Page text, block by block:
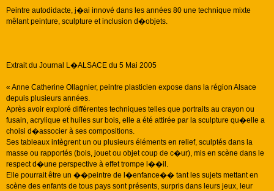
Peintre autodidacte, j�ai innové dans les années 80 une technique mixte
mêlant peinture, sculpture et inclusion d�objets.
Extrait du Journal L�ALSACE du 5 Mai 2005
« Anne Catherine Ollagnier, peintre plasticien expose dans la région Alsace
depuis plusieurs années.
Après avoir exploré différentes techniques telles que portraits au crayon ou
fusain, acrylique et huiles sur bois, elle a été attirée par la sculpture qu�elle a
choisi d�associer à ses compositions.
Ses tableaux intègrent un ou plusieurs éléments en relief, sculptés dans la
masse ou rapportés (bois, jouet ou objet coup de c�ur), mis en scène dans le
respect d�une perspective à effet trompe l��il.
Elle pourrait être un ��peintre de l�enfance�� tant les sujets mettant en
scène des enfants de tous pays sont présents, surpris dans leurs jeux, leur